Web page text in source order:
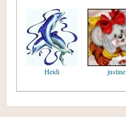
Heidi justine